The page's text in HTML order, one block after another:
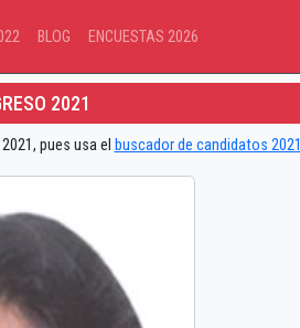
BLOG ENCUESTAS 2026
2021
pues usa el buscador de candidatos 2021